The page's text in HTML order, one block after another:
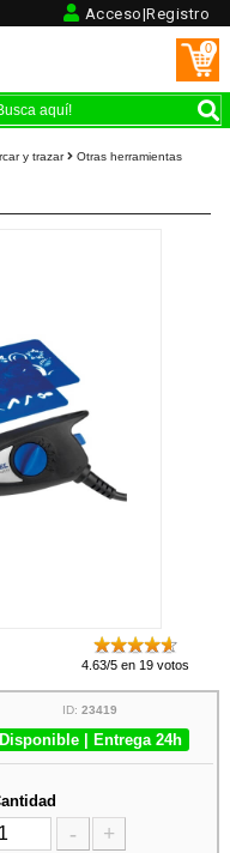
Acceso|Registro
0
y trazar
Otras herramientas
4.63/5 en 19 votos
ID:23419
Disponible | Entrega 24h
- +